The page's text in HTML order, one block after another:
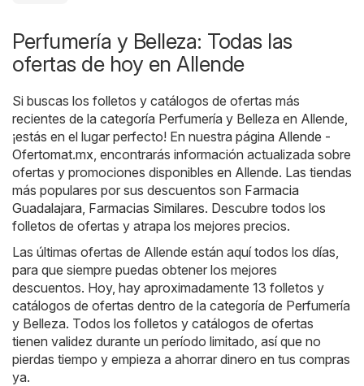
Perfumería y Belleza: Todas las
ofertas de hoy en Allende
Si buscas los folletos y catálogos de ofertas más
recientes de la categoría Perfumería y Belleza en Allende,
¡estás en el lugar perfecto! En nuestra página Allende -
Ofertomat.mx , encontrarás información actualizada sobre
ofertas y promociones disponibles en Allende. Las tiendas
más populares por sus descuentos son Farmacia
Guadalajara Farmacias Similares. Descubre todos los
folletos de ofertas y atrapa los mejores precios.
Las últimas ofertas de Allende están aquí todos los días,
para que siempre puedas obtener los mejores
descuentos. Hoy, hay aproximadamente 13 folletos y
catálogos de ofertas dentro de la categoría de Perfumería
y Belleza. Todos los folletos y catálogos de ofertas
tienen validez durante un período limitado, así que no
pierdas tiempo y empieza a ahorrar dinero en tus compras
ya.